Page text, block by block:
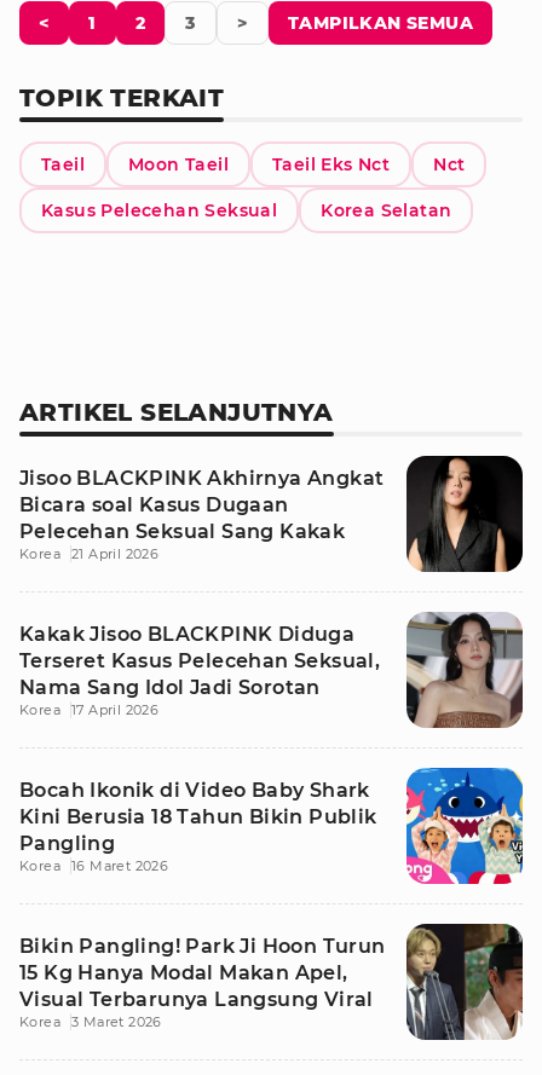
< 1 2 3 > TAMPILKAN SEMUA
TOPIK TERKAIT
Taeil Moon Taeil Taeil Eks Nct Nct
Kasus Pelecehan Seksual Korea Selatan
ARTIKEL SELANJUTNYA
Jisoo BLACKPINK Akhirnya Angkat
Bicara soal Kasus Dugaan
Pelecehan Seksual Sang Kakak
Korea 21 April 2026
Kakak Jisoo BLACKPINK Diduga
Terseret Kasus Pelecehan Seksual,
Nama Sang Idol Jadi Sorotan
Korea 17 April 2026
Bocah Ikonik di Video Baby Shark
Kini Berusia 18 Tahun Bikin Publik
Pangling
Korea 16 Maret 2026
Bikin Pangling! Park Ji Hoon Turun
15 Kg Hanya Modal Makan Apel,
Visual Terbarunya Langsung Viral
Korea 3 Maret 2026